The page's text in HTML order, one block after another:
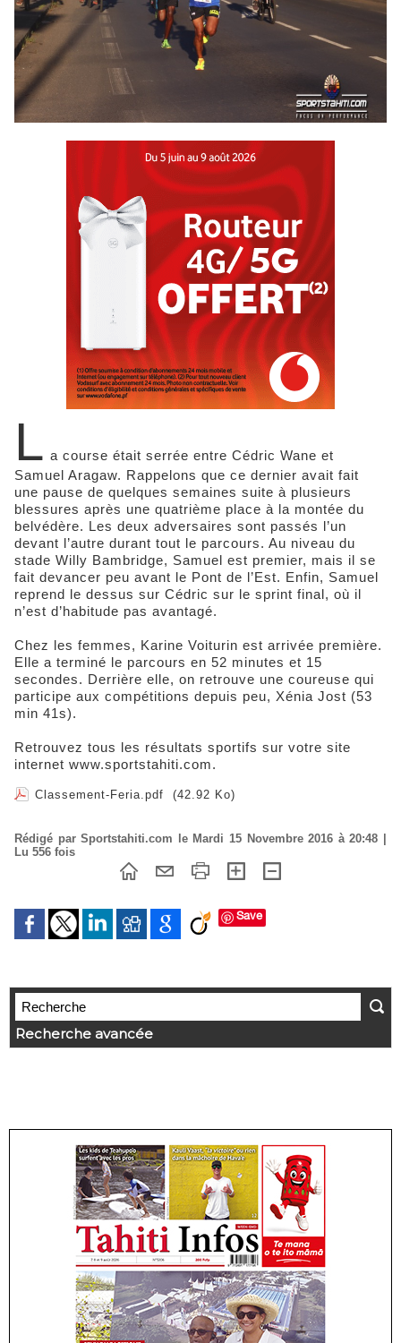
L a course était serrée entre Cédric Wane et
Samuel Aragaw. Rappelons que ce dernier avait fait
une pause de quelques semaines suite à plusieurs
blessures après une quatrième place à la montée du
belvédère. Les deux adversaires sont passés l’un
devant l’autre durant tout le parcours. Au niveau du
stade Willy Bambridge, Samuel est premier, mais il se
fait devancer peu avant le Pont de l’Est. Enfin, Samuel
reprend le dessus sur Cédric sur le sprint final, où il
n’est d’habitude pas avantagé.
Chez les femmes, Karine Voiturin est arrivée première.
Elle a terminé le parcours en 52 minutes et 15
secondes. Derrière elle, on retrouve une coureuse qui
participe aux compétitions depuis peu, Xénia Jost (53
min 41s).
Retrouvez tous les résultats sportifs sur votre site
internet www.sportstahiti.com.
Classement-Feria.pdf (42.92 Ko)
Rédigé par Sportstahiti.com le Mardi 15 Novembre 2016 à 20:48 |
Lu 556 fois
Save
Recherche avancée